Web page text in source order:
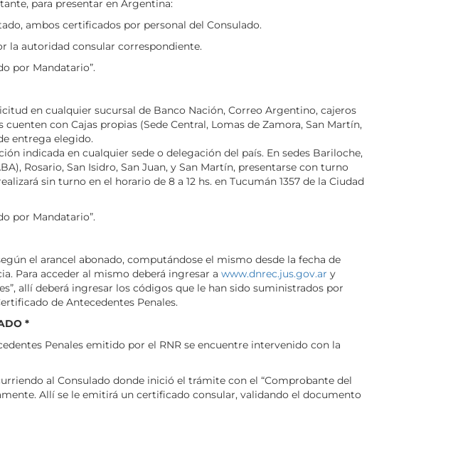
para presentar en Argentina:
ambos certificados por personal del Consulado.
la autoridad consular correspondiente.
por Mandatario”.
en cualquier sucursal de Banco Nación, Correo Argentino, cajeros
con Cajas propias (Sede Central, Lomas de Zamora, San Martín,
entrega elegido.
indicada en cualquier sede o delegación del país. En sedes Bariloche,
Rosario, San Isidro, San Juan, y San Martín, presentarse con turno
sin turno en el horario de 8 a 12 hs. en Tucumán 1357 de la Ciudad
por Mandatario”.
el arancel abonado, computándose el mismo desde la fecha de
Para acceder al mismo deberá ingresar a www.dnrec.jus.gov.ar y
allí deberá ingresar los códigos que le han sido suministrados por
de Antecedentes Penales.
*
Penales emitido por el RNR se encuentre intervenido con la
al Consulado donde inició el trámite con el “Comprobante del
Allí se le emitirá un certificado consular, validando el documento